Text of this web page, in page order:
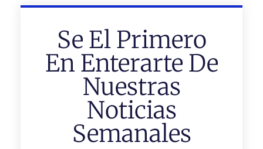
Se El Primero
En Enterarte De
Nuestras
Noticias
Semanales